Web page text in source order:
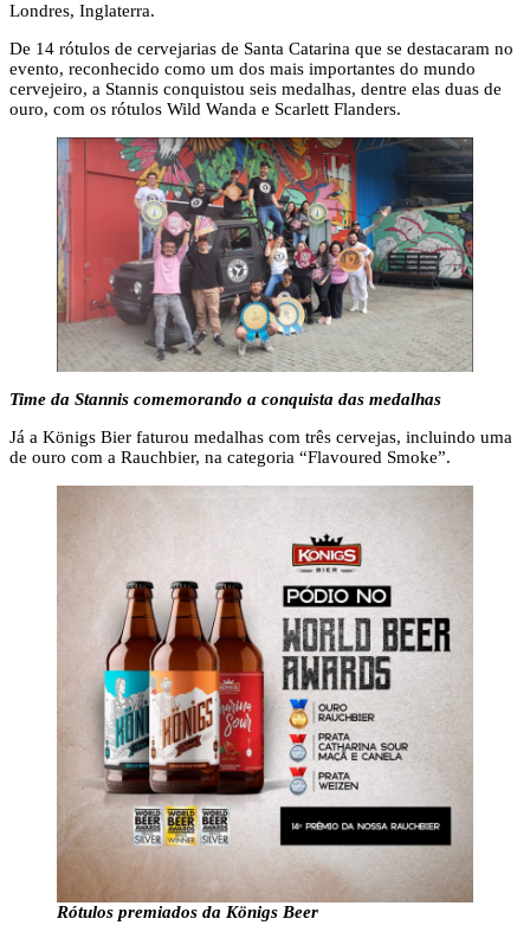
Londres, Inglaterra.
De 14 rótulos de cervejarias de Santa Catarina que se destacaram no
evento, reconhecido como um dos mais importantes do mundo
cervejeiro, a Stannis conquistou seis medalhas, dentre elas duas de
ouro, com os rótulos Wild Wanda e Scarlett Flanders.
Time da Stannis comemorando a conquista das medalhas
Já a Königs Bier faturou medalhas com três cervejas, incluindo uma
de ouro com a Rauchbier, na categoria “Flavoured Smoke”.
Rótulos premiados da Königs Beer